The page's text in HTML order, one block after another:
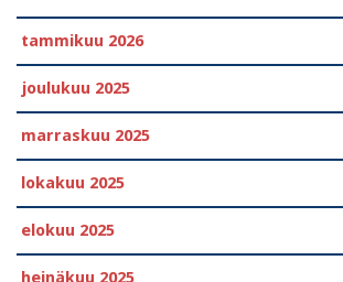
tammikuu 2026
joulukuu 2025
marraskuu 2025
lokakuu 2025
elokuu 2025